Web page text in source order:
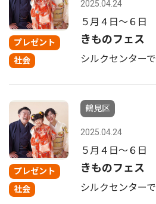
プレゼント
社会
2025.04.24
５月４日〜６日
きものフェス
シルクセンターで
プレゼント
社会
鶴見区
2025.04.24
５月４日〜６日
きものフェス
シルクセンターで